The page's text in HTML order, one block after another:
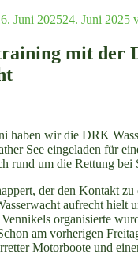
Juni 202524. Juni 2025
mit der
haben wir die DRK
See eingeladen für
rund um die Rettung bei
der den Kontakt zu
aufrecht hielt
organisierte
am vorherigen
Motorboote und